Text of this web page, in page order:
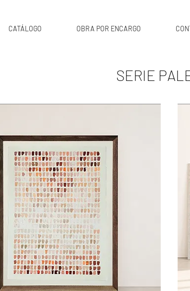
CATÁLOGO OBRA POR ENCARGO
SERIE